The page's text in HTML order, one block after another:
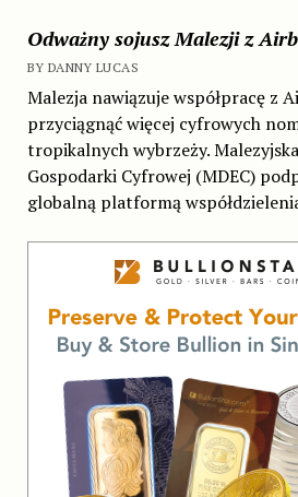
Odważny sojusz Malezji z
BY DANNY LUCAS
Malezja nawiązuje współpracę z
przyciągnąć więcej cyfrowych
tropikalnych wybrzeży.
Gospodarki Cyfrowej (MDEC)
globalną platformą